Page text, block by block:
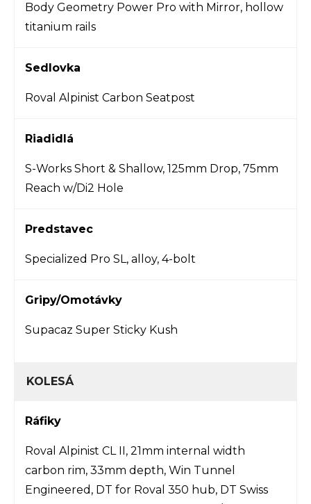
Body Geometry Power Pro with Mirror, hollow
titanium rails
Sedlovka
Roval Alpinist Carbon Seatpost
Riadidlá
S-Works Short & Shallow, 125mm Drop, 75mm
Reach w/Di2 Hole
Predstavec
Specialized Pro SL, alloy, 4-bolt
Gripy/Omotávky
Supacaz Super Sticky Kush
KOLESÁ
Ráfiky
Roval Alpinist CL II, 21mm internal width
carbon rim, 33mm depth, Win Tunnel
Engineered, DT for Roval 350 hub, DT Swiss